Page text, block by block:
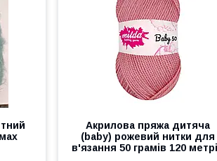
Акрилова пряжа дитяча
(baby) рожевий нитки для
в'язання 50 грамів 120